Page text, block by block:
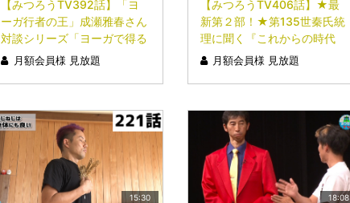
【みつろうTV392話】「ヨ
ーガ行者の王」成瀬雅春さん
対談シリーズ「ヨーガで得る
〝呼吸すら止めたい〟快楽」
月額会員様 見放題
【みつろうTV406話】★最
新第２部！★第135世秦氏統
理に聞く『これからの時代
の、処世術』シリーズ③
〝雨〟の種類」
月額会員様 見放題
15:30 18:08